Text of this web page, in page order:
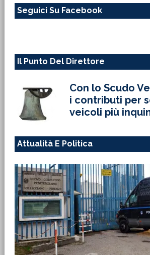
sito
Seguici Su Facebook
Il Punto Del Direttore
Con lo Scudo
i contributi per
veicoli più
Attualità E Politica